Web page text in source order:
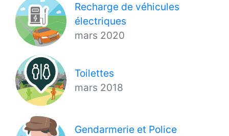
Recharge de véhicules
électriques
mars 2020
Toilettes
mars 2018
Gendarmerie et Police